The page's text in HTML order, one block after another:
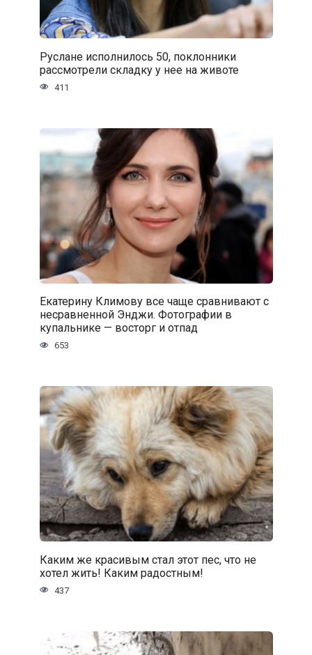
Руслане исполнилось 50, поклонники
рассмотрели складку у нее на животе
411
Екатерину Климову все чаще сравнивают с
несравненной Энджи. Фотографии в
купальнике — восторг и отпад
653
Каким же красивым стал этот пес, что не
хотел жить! Каким радостным!
437